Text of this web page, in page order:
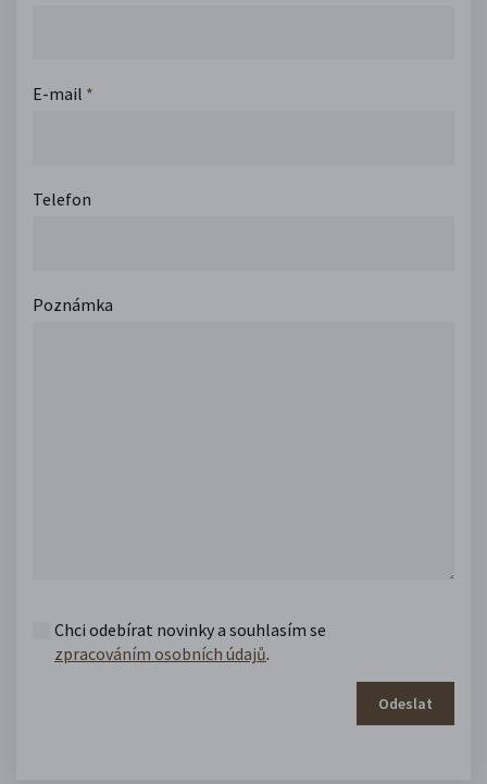
E-mail *
Telefon
Poznámka
Chci odebírat novinky a souhlasím se
zpracováním osobních údajů.
Odeslat